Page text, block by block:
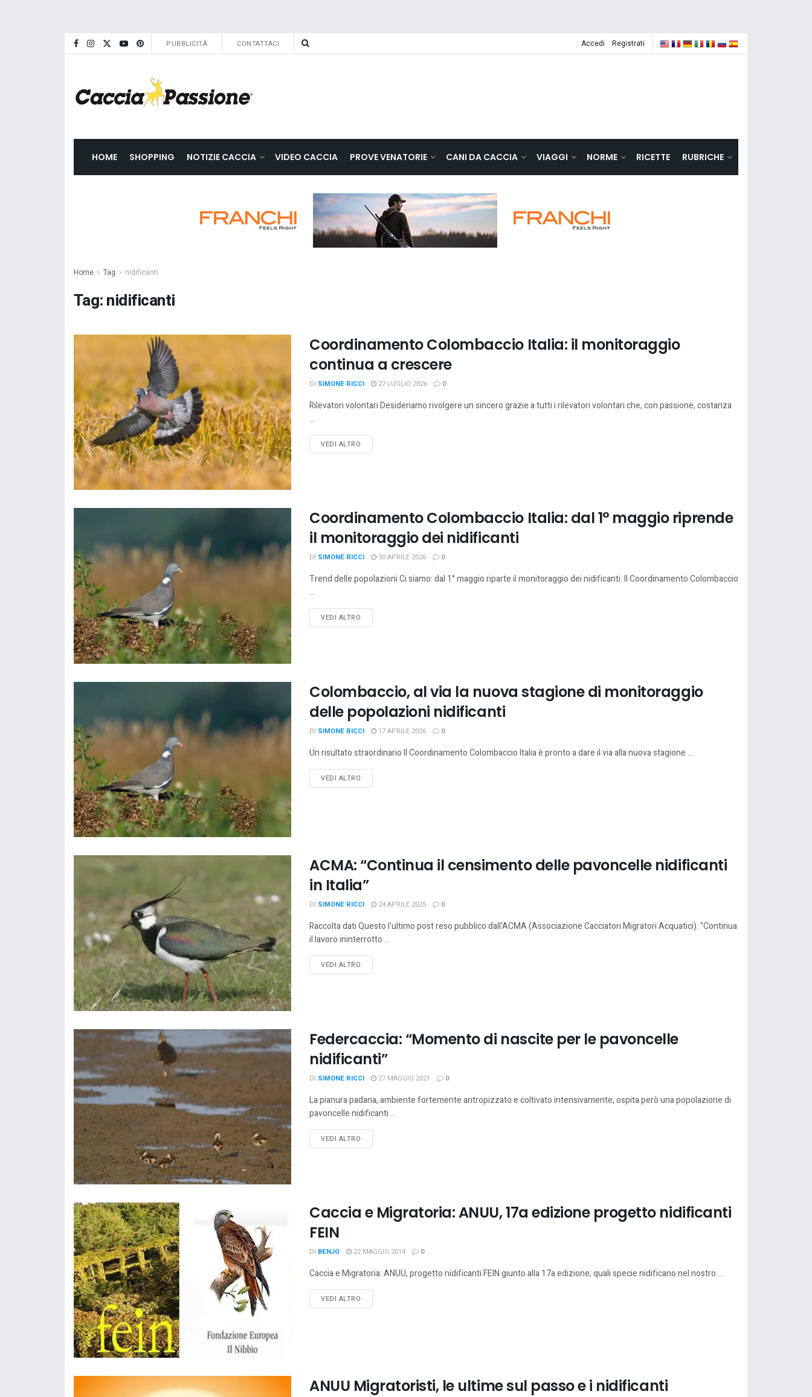
PUBBLICITÀ CONTATTACI Accedi Registrati
HOME SHOPPING NOTIZIE CACCIA VIDEO CACCIA PROVE VENATORIE CANI DA CACCIA VIAGGI NORME RICETTE RUBRICHE
Home Tag nidificanti
Tag:nidificanti
Coordinamento Colombaccio Italia: il monitoraggio
continua a crescere
DI SIMONE RICCI 27 LUGLIO 2026 0
Rilevatori volontari Desideriamo rivolgere un sincero grazie a tutti i rilevatori volontari che, con passione, costanza
...
VEDI ALTRO
Coordinamento Colombaccio Italia: dal 1° maggio riprende
il monitoraggio dei nidificanti
DI SIMONE RICCI 30 APRILE 2026 0
Trend delle popolazioni Ci siamo: dal 1° maggio riparte il monitoraggio dei nidificanti. Il Coordinamento Colombaccio
...
VEDI ALTRO
Colombaccio, al via la nuova stagione di monitoraggio
delle popolazioni nidificanti
DI SIMONE RICCI 17 APRILE 2026 0
Un risultato straordinario Il Coordinamento Colombaccio Italia è pronto a dare il via alla nuova stagione ...
VEDI ALTRO
ACMA: “Continua il censimento delle pavoncelle nidificanti
in Italia”
DI SIMONE RICCI 24 APRILE 2025 0
Raccolta dati Questo l'ultimo post reso pubblico dall'ACMA (Associazione Cacciatori Migratori Acquatici): "Continua
il lavoro ininterrotto ...
VEDI ALTRO
Federcaccia: “Momento di nascite per le pavoncelle
nidificanti”
DI SIMONE RICCI 27 MAGGIO 2021 0
La pianura padana, ambiente fortemente antropizzato e coltivato intensivamente, ospita però una popolazione di
pavoncelle nidificanti ...
VEDI ALTRO
Caccia e Migratoria: ANUU, 17a edizione progetto nidificanti
FEIN
DI BENJO 22 MAGGIO 2014 0
Caccia e Migratoria: ANUU, progetto nidificanti FEIN giunto alla 17a edizione; quali specie nidificano nel nostro ...
VEDI ALTRO
ANUU Migratoristi, le ultime sul passo e i nidificanti